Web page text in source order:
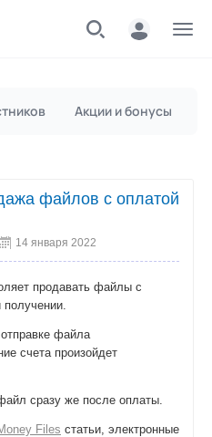
Акции и бонусы
файлов с оплатой
14 января 2022
продавать файлы с
получении.
файла
счета произойдет
сразу же после оплаты.
Files статьи, электронные